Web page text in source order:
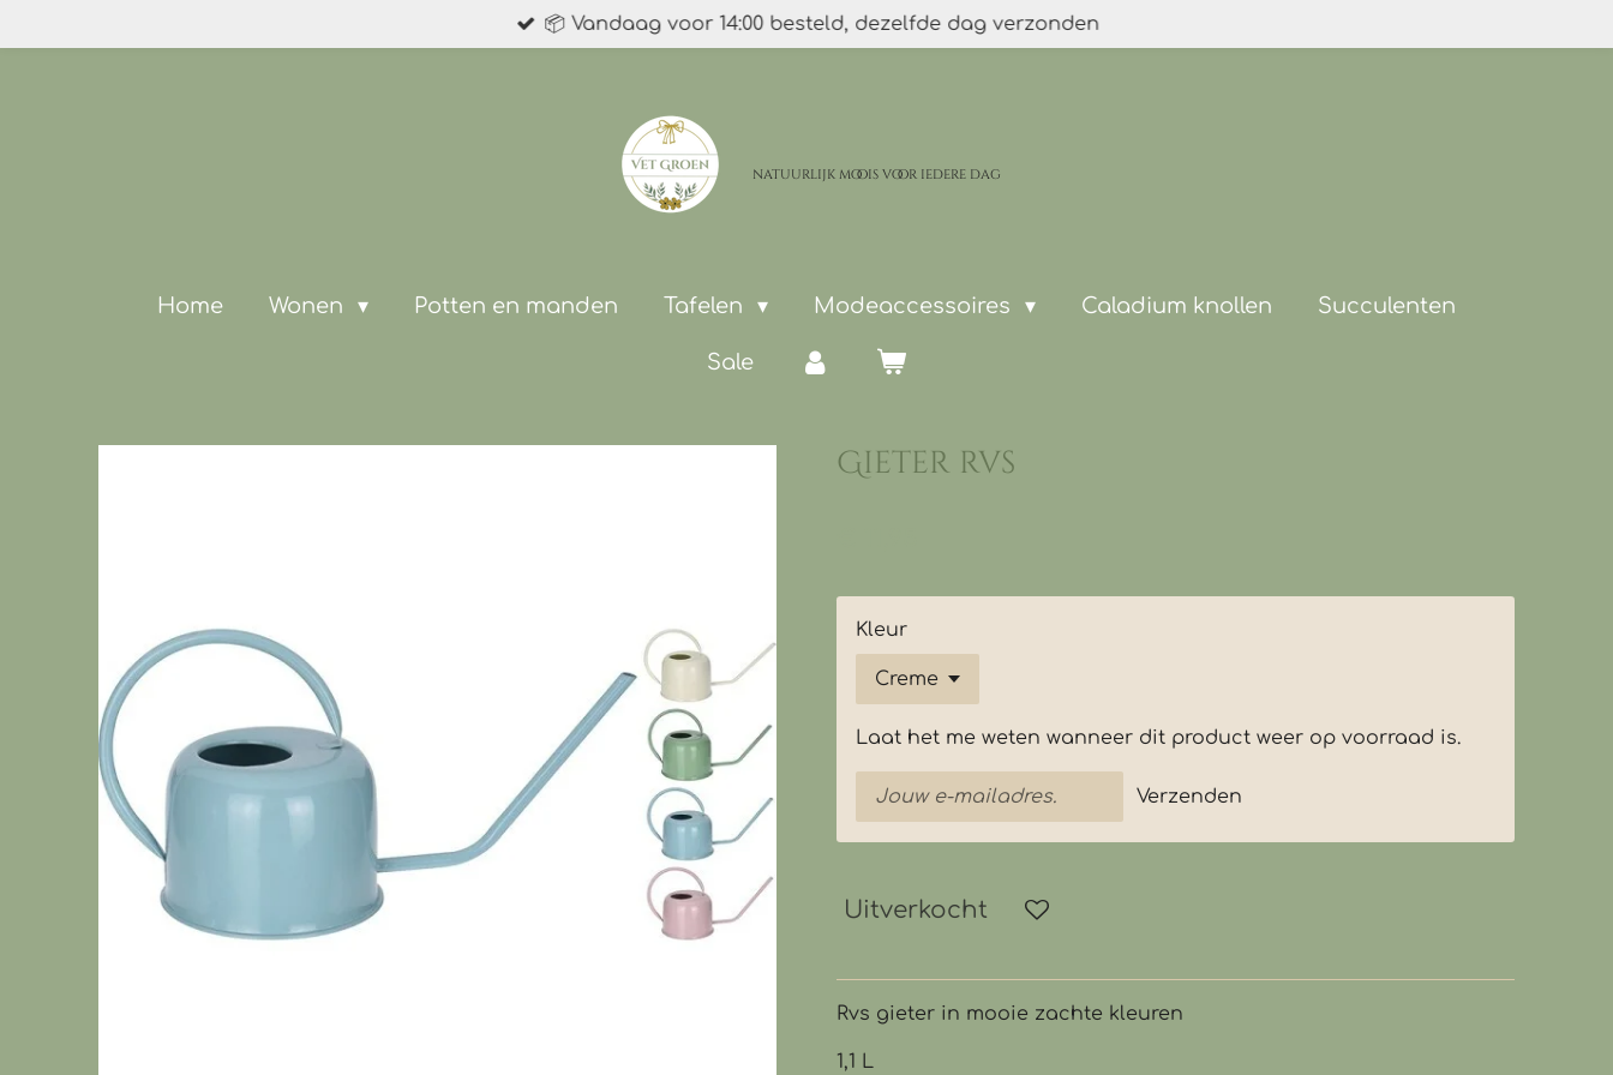
direct
📦 Vandaag voor 14:00 besteld, dezelfde dag verzonden
natuurlijk moois voor iedere dag
Home Wonen Potten en manden Tafelen Modeaccessoires Caladium knollen Succulenten
Sale
Gieter rvs
Kleur
Laat het me weten wanneer dit product weer op voorraad is.
Verzenden
Uitverkocht
Rvs gieter in mooie zachte kleuren
1,1 L